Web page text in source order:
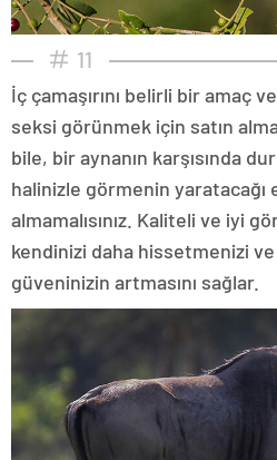
11
İç çamaşırını belirli bir amaç
seksi görünmek için satın
bile, bir aynanın karşısında
halinizle görmenin yaratacağı
almamalısınız. Kaliteli ve iyi
kendinizi daha hissetmenizi
güveninizin artmasını sağlar.